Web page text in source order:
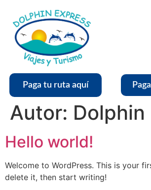
Paga tu ruta aquí
Autor: Dolphin
Hello world!
Welcome to WordPress. This is your
delete it, then start writing!